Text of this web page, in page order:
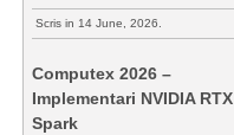
Scris in 14 June, 2026.
Computex 2026 –
Implementari NVIDIA RTX
Spark